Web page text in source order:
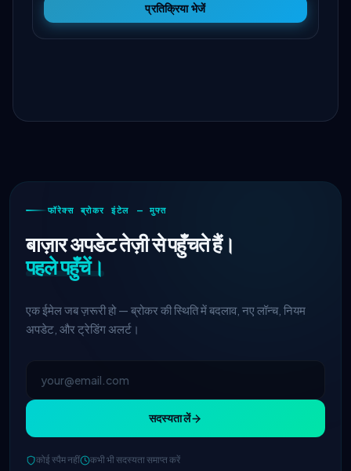
प्रतिक्रिया भेजें
फॉरेक्स ब्रोकर इंटेल — मुफ्त
बाज़ार अपडेट तेज़ी से पहुँचते हैं।
पहले पहुँचें।
एक ईमेल जब ज़रूरी हो — ब्रोकर की स्थिति में बदलाव, नए लॉन्च, नियम
अपडेट, और ट्रेडिंग अलर्ट।
सदस्यता लें
कोई स्पैम नहीं कभी भी सदस्यता समाप्त करें
IC MarketsEUR/USD स्प्रेड कम हुआ →